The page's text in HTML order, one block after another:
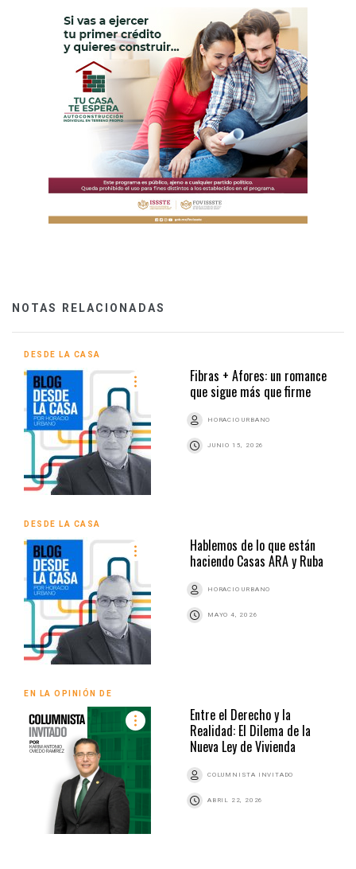
NOTAS RELACIONADAS
DESDE LA CASA
Fibras + Afores: un romance
que sigue más que firme
HORACIO URBANO
JUNIO 15, 2026
DESDE LA CASA
Hablemos de lo que están
haciendo Casas ARA y Ruba
HORACIO URBANO
MAYO 4, 2026
EN LA OPINIÓN DE
Entre el Derecho y la
Realidad: El Dilema de la
Nueva Ley de Vivienda
COLUMNISTA INVITADO
ABRIL 22, 2026